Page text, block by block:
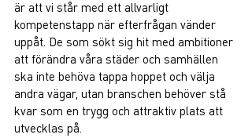
är att vi står med ett allvarligt
kompetenstapp när efterfrågan vänder
uppåt. De som sökt sig hit med ambitioner
att förändra våra städer och samhällen
ska inte behöva tappa hoppet och välja
andra vägar, utan branschen behöver stå
kvar som en trygg och attraktiv plats att
utvecklas på.